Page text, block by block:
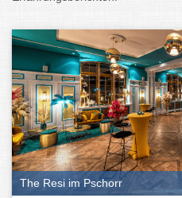
The Resi im Pschorr